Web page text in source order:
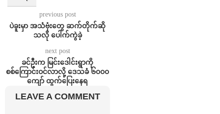
previous post
ပဲခူးမှာ အသံဗုံးတွေ ဆက်တိုက်ဆို
သလို ပေါက်ကွဲခဲ့
next post
ခင်ဦးက မြင်းဒေါင်းရွာကို
စစ်ကြောင်းဝင်လာလို့ ဒေသခံ ၆၀၀၀
ကျော် ထွက်ပြေးနေရ
LEAVE A COMMENT